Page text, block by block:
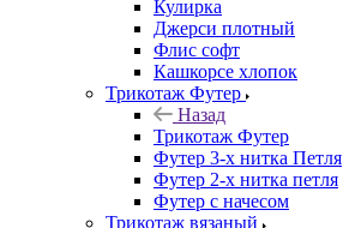
Кулирка
Джерси плотный
Флис софт
Кашкорсе хлопок
Трикотаж Футер
Назад
Трикотаж Футер
Футер 3-х нитка Петля
Футер 2-х нитка петля
Футер с начесом
Трикотаж вязаный